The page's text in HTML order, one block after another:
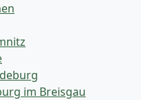
im Breisgau